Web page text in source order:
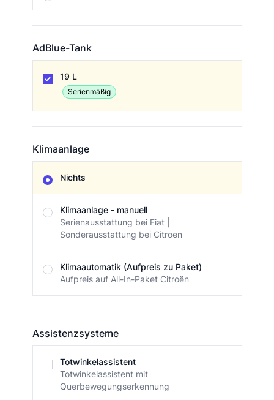
AdBlue-Tank
19 L
Serienmäßig
Klimaanlage
Nichts
Klimaanlage - manuell
Serienausstattung bei Fiat |
Sonderausstattung bei Citroen
Klimaautomatik (Aufpreis zu Paket)
Aufpreis auf All-In-Paket Citroën
Assistenzsysteme
Totwinkelassistent
Totwinkelassistent mit
Querbewegungserkennung